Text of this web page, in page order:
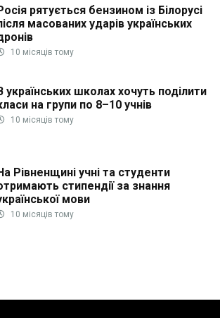
рятується бензином із Білорусі
масованих ударів українських
10 місяців тому
українських школах хочуть поділити
на групи по 8–10 учнів
10 місяців тому
Рівненщині учні та студенти
стипендії за знання
мови
10 місяців тому